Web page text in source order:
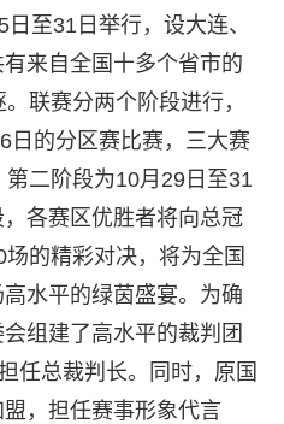
至31日举行，设大连、
来自全国十多个省市的
联赛分两个阶段进行，
日的分区赛比赛，三大赛
二阶段为10月29日至31
各赛区优胜者将向总冠
的精彩对决，将为全国
水平的绿茵盛宴。为确
组建了高水平的裁判团
任总裁判长。同时，原国
，担任赛事形象代言